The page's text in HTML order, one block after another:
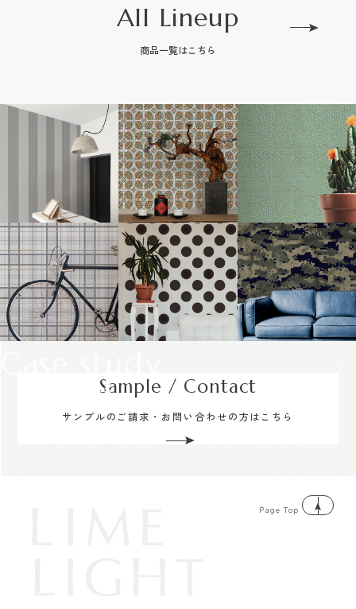
All Lineup
商品一覧はこちら
Sample / Contact
サンプルのご請求・お問い合わせの方はこちら
Page Top